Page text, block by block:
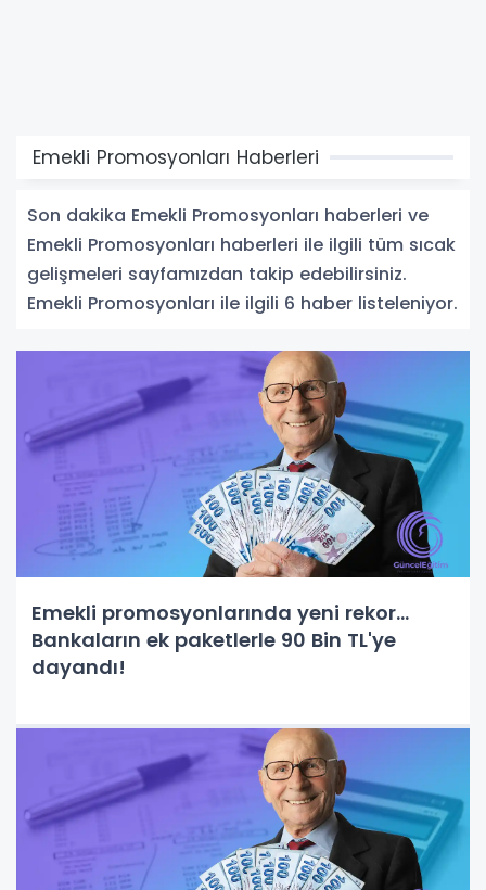
Emekli Promosyonları Haberleri
Son dakika Emekli Promosyonları haberleri ve
Emekli Promosyonları haberleri ile ilgili tüm sıcak
gelişmeleri sayfamızdan takip edebilirsiniz.
Emekli Promosyonları ile ilgili 6 haber listeleniyor.
Emekli promosyonlarında yeni rekor...
Bankaların ek paketlerle 90 Bin TL'ye
dayandı!